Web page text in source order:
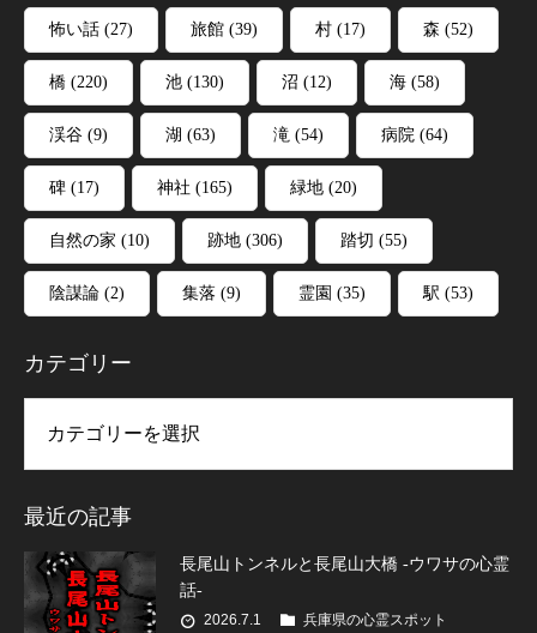
怖い話 (27) 旅館 (39) 村 (17) 森 (52)
橋 (220) 池 (130) 沼 (12) 海 (58)
渓谷 (9) 湖 (63) 滝 (54) 病院 (64)
碑 (17) 神社 (165) 緑地 (20)
自然の家 (10) 跡地 (306) 踏切 (55)
陰謀論 (2) 集落 (9) 霊園 (35) 駅 (53)
カテゴリー
最近の記事
長尾山トンネルと長尾山大橋 -ウワサの心霊
話-
2026.7.1 兵庫県の心霊スポット